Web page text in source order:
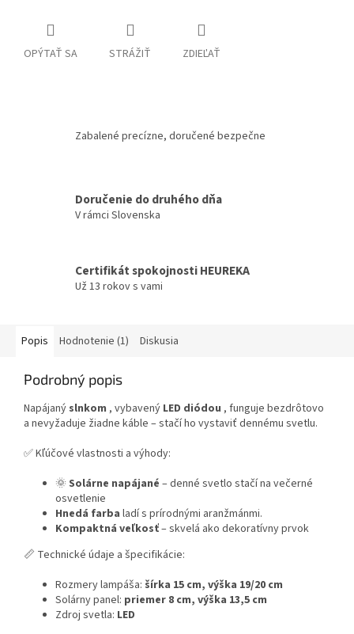
OPÝTAŤ SA STRÁŽIŤ ZDIEĽAŤ
Zabalené precízne, doručené bezpečne
Doručenie do druhého dňa
V rámci Slovenska
Certifikát spokojnosti HEUREKA
Už 13 rokov s vami
Popis Hodnotenie (1) Diskusia
Podrobný popis
Napájaný slnkom , vybavený LED diódou , funguje bezdrôtovo
a nevyžaduje žiadne káble – stačí ho vystaviť dennému svetlu.
✅ Kľúčové vlastnosti a výhody:
🌞 Solárne napájané – denné svetlo stačí na večerné
osvetlenie
Hnedá farba ladí s prírodnými aranžmánmi.
Kompaktná veľkosť– skvelá ako dekoratívny prvok
📏 Technické údaje a špecifikácie:
Rozmery lampáša: šírka 15 cm, výška 19/20 cm
Solárny panel: priemer 8 cm, výška 13,5 cm
Zdroj svetla: LED